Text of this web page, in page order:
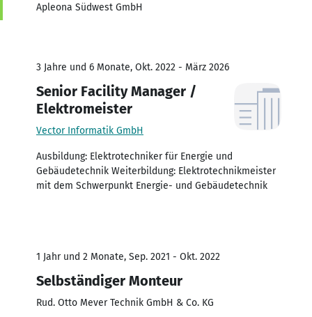
Apleona Südwest GmbH
3 Jahre und 6 Monate, Okt. 2022 - März 2026
Senior Facility Manager /
Elektromeister
Vector Informatik GmbH
Ausbildung: Elektrotechniker für Energie und
Gebäudetechnik Weiterbildung: Elektrotechnikmeister
mit dem Schwerpunkt Energie- und Gebäudetechnik
1 Jahr und 2 Monate, Sep. 2021 - Okt. 2022
Selbständiger Monteur
Rud. Otto Mever Technik GmbH & Co. KG